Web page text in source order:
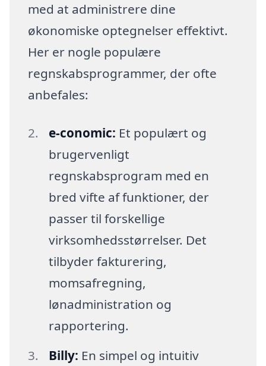
med at administrere dine
økonomiske optegnelser effektivt.
Her er nogle populære
regnskabsprogrammer, der ofte
anbefales:
e-conomic: Et populært og
brugervenligt
regnskabsprogram med en
bred vifte af funktioner, der
passer til forskellige
virksomhedsstørrelser. Det
tilbyder fakturering,
momsafregning,
lønadministration og
rapportering.
Billy: En simpel og intuitiv